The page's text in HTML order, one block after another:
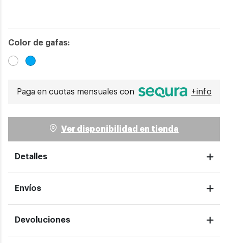
Color de gafas:
Paga en cuotas mensuales con +info
Ver disponibilidad en tienda
Detalles
Envíos
Devoluciones